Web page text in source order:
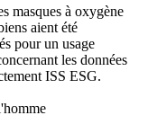
masques à oxygène
aient été
pour un usage
les données
ISS ESG.